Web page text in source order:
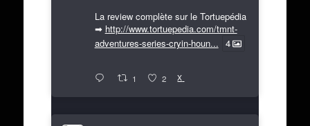
La review complète sur le Tortuepédia
➡ http://www.tortuepedia.com/tmnt-
adventures-series-cryin-houn... 4
1 2 X